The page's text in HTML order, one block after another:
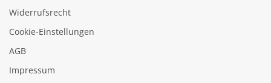
Widerrufsrecht
Cookie‑Einstellungen
AGB
Impressum